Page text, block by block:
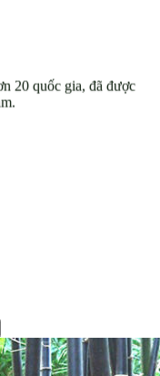
20 quốc gia, đã được